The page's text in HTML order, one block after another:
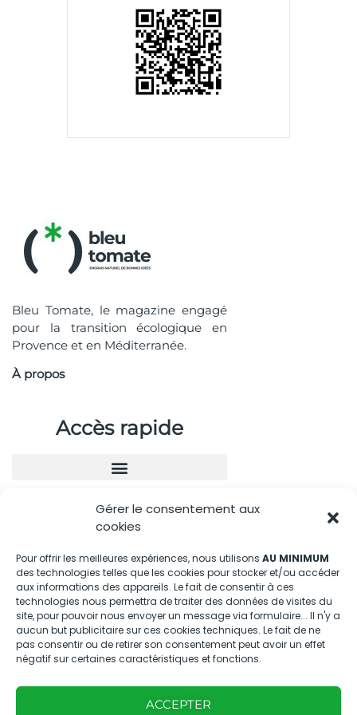
Gérer le consentement aux
cookies
Pour offrir les meilleures expériences, nous utilisons AU MINIMUM
des technologies telles que les cookies pour stocker et/ou accéder
aux informations des appareils. Le fait de consentir à ces
technologies nous permettra de traiter des données de visites du
site, pour pouvoir nous envoyer un message via formulaire... Il n'y a
aucun but publicitaire sur ces cookies techniques. Le fait de ne
pas consentir ou de retirer son consentement peut avoir un effet
négatif sur certaines caractéristiques et fonctions.
ACCEPTER
Bleu Tomate, le magazine engagé
pour la transition écologique en
Provence et en Méditerranée.
À propos
Accès rapide
Nous contacter
04.88.08.75.28
contactBT@bleu-tomate.fr
Kit média
Kit média Bleu Tomate